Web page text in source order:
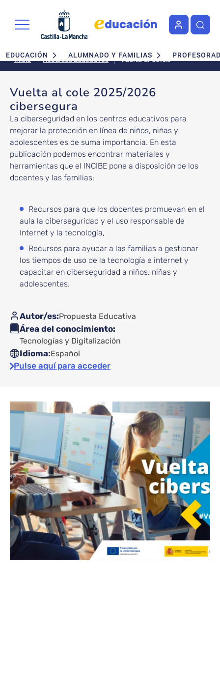
Navegación principal
EDUCACIÓN ALUMNADO Y FAMILIAS
Inicio Recursos Educativos
Vuelta al cole
2025/2026
Vuelta al cole 2025/2026
cibersegura
La ciberseguridad en los centros educativos para
mejorar la protección en línea de niños, niñas y
adolescentes es de suma importancia. En esta
publicación podemos encontrar materiales y
herramientas que el INCIBE pone a disposición de los
docentes y las familias:
Recursos para que los docentes promuevan en el
aula la ciberseguridad y el uso responsable de
Internet y la tecnología,
Recursos para ayudar a las familias a gestionar
los tiempos de uso de la tecnología e internet y
capacitar en ciberseguridad a niños, niñas y
adolescentes.
Autor/es Propuesta Educativa
Área del conocimiento
Tecnologías y Digitalización
Idioma Español
Pulse aquí para acceder